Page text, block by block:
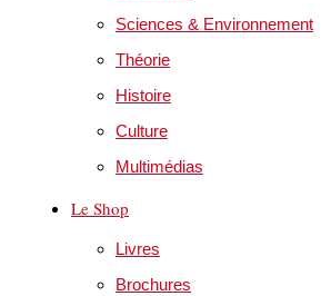
Sciences & Environnement
Théorie
Histoire
Culture
Multimédias
Le Shop
Livres
Brochures